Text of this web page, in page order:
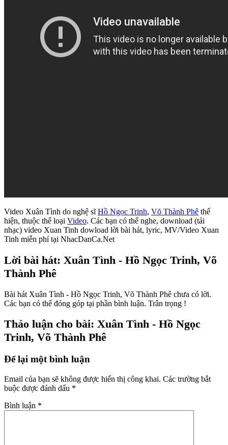
Video Xuân Tình do nghệ sĩHồ Ngọc Trinh, Võ Thành Phê thể
hiện, thuộc thể loại Video. Các bạn có thể nghe, download (tải
nhạc) video Xuan Tinh dowload lời bài hát, lyric, MV/Video Xuan
Tinh miễn phí tại NhacDanCa.Net
Lời bài hát: Xuân Tình - Hồ Ngọc Trinh, Võ
Thành Phê
Bài hát Xuân Tình - Hồ Ngọc Trinh, Võ Thành Phê chưa có lời.
Các bạn có thể đóng góp tại phần bình luận. Trân trọng !
Thảo luận cho bài: Xuân Tình - Hồ Ngọc
Trinh, Võ Thành Phê
Để lại một bình luận
Email của bạn sẽ không được hiển thị công khai. Các trường bắt
buộc được đánh dấu *
Bình luận *